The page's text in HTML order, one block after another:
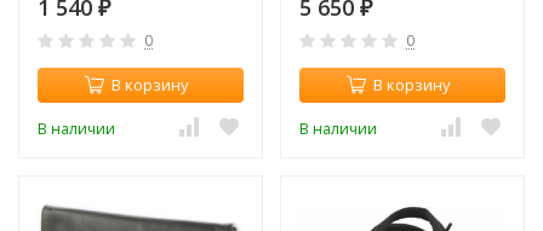
1 540 ₽
0
В корзину
В наличии
5 650 ₽
0
В корзину
В наличии